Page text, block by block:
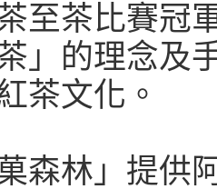
至茶比賽冠
」的理念及
茶文化。
森林」提供